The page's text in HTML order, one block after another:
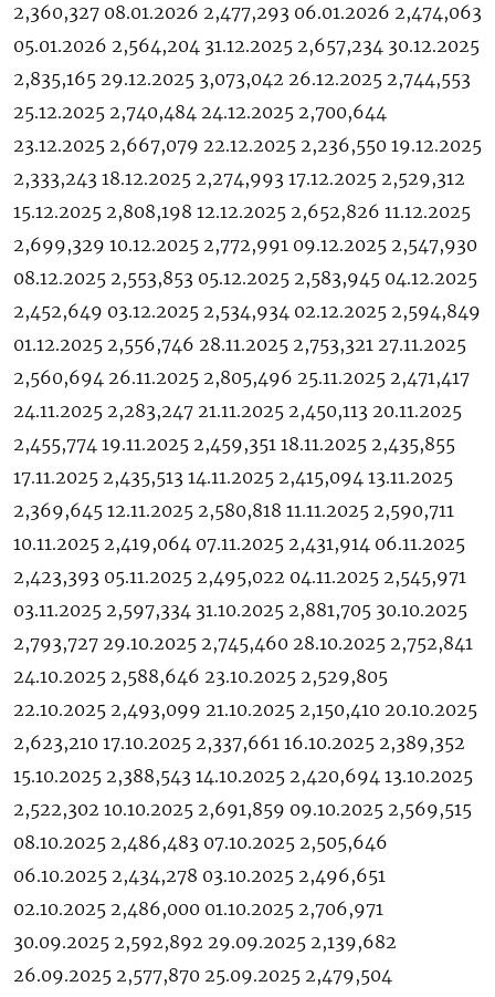
Подписывайтесь на The Moscow
Times в Telegram —
@moscowtimes_ru
2,360,327 08.01.2026 2,477,293 06.01.2026 2,474,063
05.01.2026 2,564,204 31.12.2025 2,657,234 30.12.2025
2,835,165 29.12.2025 3,073,042 26.12.2025 2,744,553
25.12.2025 2,740,484 24.12.2025 2,700,644
23.12.2025 2,667,079 22.12.2025 2,236,550 19.12.2025
2,333,243 18.12.2025 2,274,993 17.12.2025 2,529,312
15.12.2025 2,808,198 12.12.2025 2,652,826 11.12.2025
2,699,329 10.12.2025 2,772,991 09.12.2025 2,547,930
08.12.2025 2,553,853 05.12.2025 2,583,945 04.12.2025
2,452,649 03.12.2025 2,534,934 02.12.2025 2,594,849
01.12.2025 2,556,746 28.11.2025 2,753,321 27.11.2025
2,560,694 26.11.2025 2,805,496 25.11.2025 2,471,417
24.11.2025 2,283,247 21.11.2025 2,450,113 20.11.2025
2,455,774 19.11.2025 2,459,351 18.11.2025 2,435,855
17.11.2025 2,435,513 14.11.2025 2,415,094 13.11.2025
2,369,645 12.11.2025 2,580,818 11.11.2025 2,590,711
10.11.2025 2,419,064 07.11.2025 2,431,914 06.11.2025
2,423,393 05.11.2025 2,495,022 04.11.2025 2,545,971
03.11.2025 2,597,334 31.10.2025 2,881,705 30.10.2025
2,793,727 29.10.2025 2,745,460 28.10.2025 2,752,841
24.10.2025 2,588,646 23.10.2025 2,529,805
22.10.2025 2,493,099 21.10.2025 2,150,410 20.10.2025
2,623,210 17.10.2025 2,337,661 16.10.2025 2,389,352
15.10.2025 2,388,543 14.10.2025 2,420,694 13.10.2025
2,522,302 10.10.2025 2,691,859 09.10.2025 2,569,515
08.10.2025 2,486,483 07.10.2025 2,505,646
06.10.2025 2,434,278 03.10.2025 2,496,651
02.10.2025 2,486,000 01.10.2025 2,706,971
30.09.2025 2,592,892 29.09.2025 2,139,682
26.09.2025 2,577,870 25.09.2025 2,479,504